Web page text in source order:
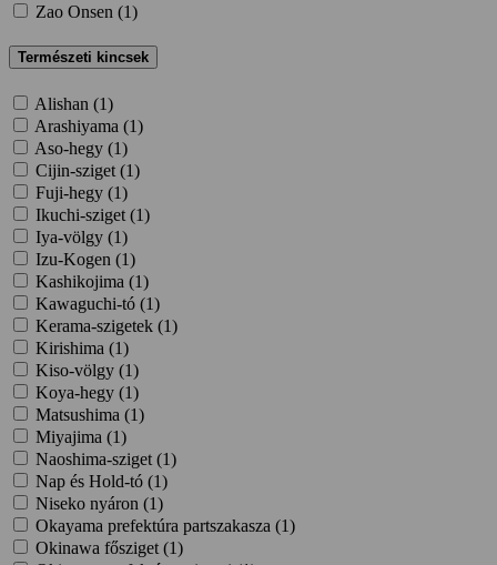
Zao Onsen (1)
Természeti kincsek
Alishan (1)
Arashiyama (1)
Aso-hegy (1)
Cijin-sziget (1)
Fuji-hegy (1)
Ikuchi-sziget (1)
Iya-völgy (1)
Izu-Kogen (1)
Kashikojima (1)
Kawaguchi-tó (1)
Kerama-szigetek (1)
Kirishima (1)
Kiso-völgy (1)
Koya-hegy (1)
Matsushima (1)
Miyajima (1)
Naoshima-sziget (1)
Nap és Hold-tó (1)
Niseko nyáron (1)
Okayama prefektúra partszakasza (1)
Okinawa fősziget (1)